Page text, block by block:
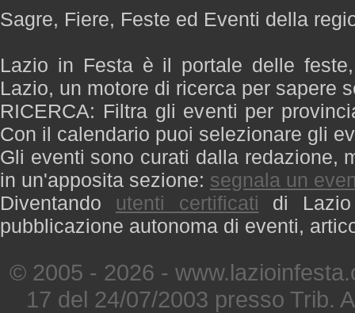
Sagre, Fiere, Feste ed Eventi della
Lazio in Festa è il portale delle
Lazio, un motore di ricerca per sapere
RICERCA: Filtra gli eventi per
Con il calendario puoi selezionare gli
Gli eventi sono curati dalla redazione,
in un'apposita sezione: segnala un
Diventando utenti certificati di
pubblicazione autonoma di eventi,
© 2005 - 2026 -
17 del 24/07/2003 presso Trib.